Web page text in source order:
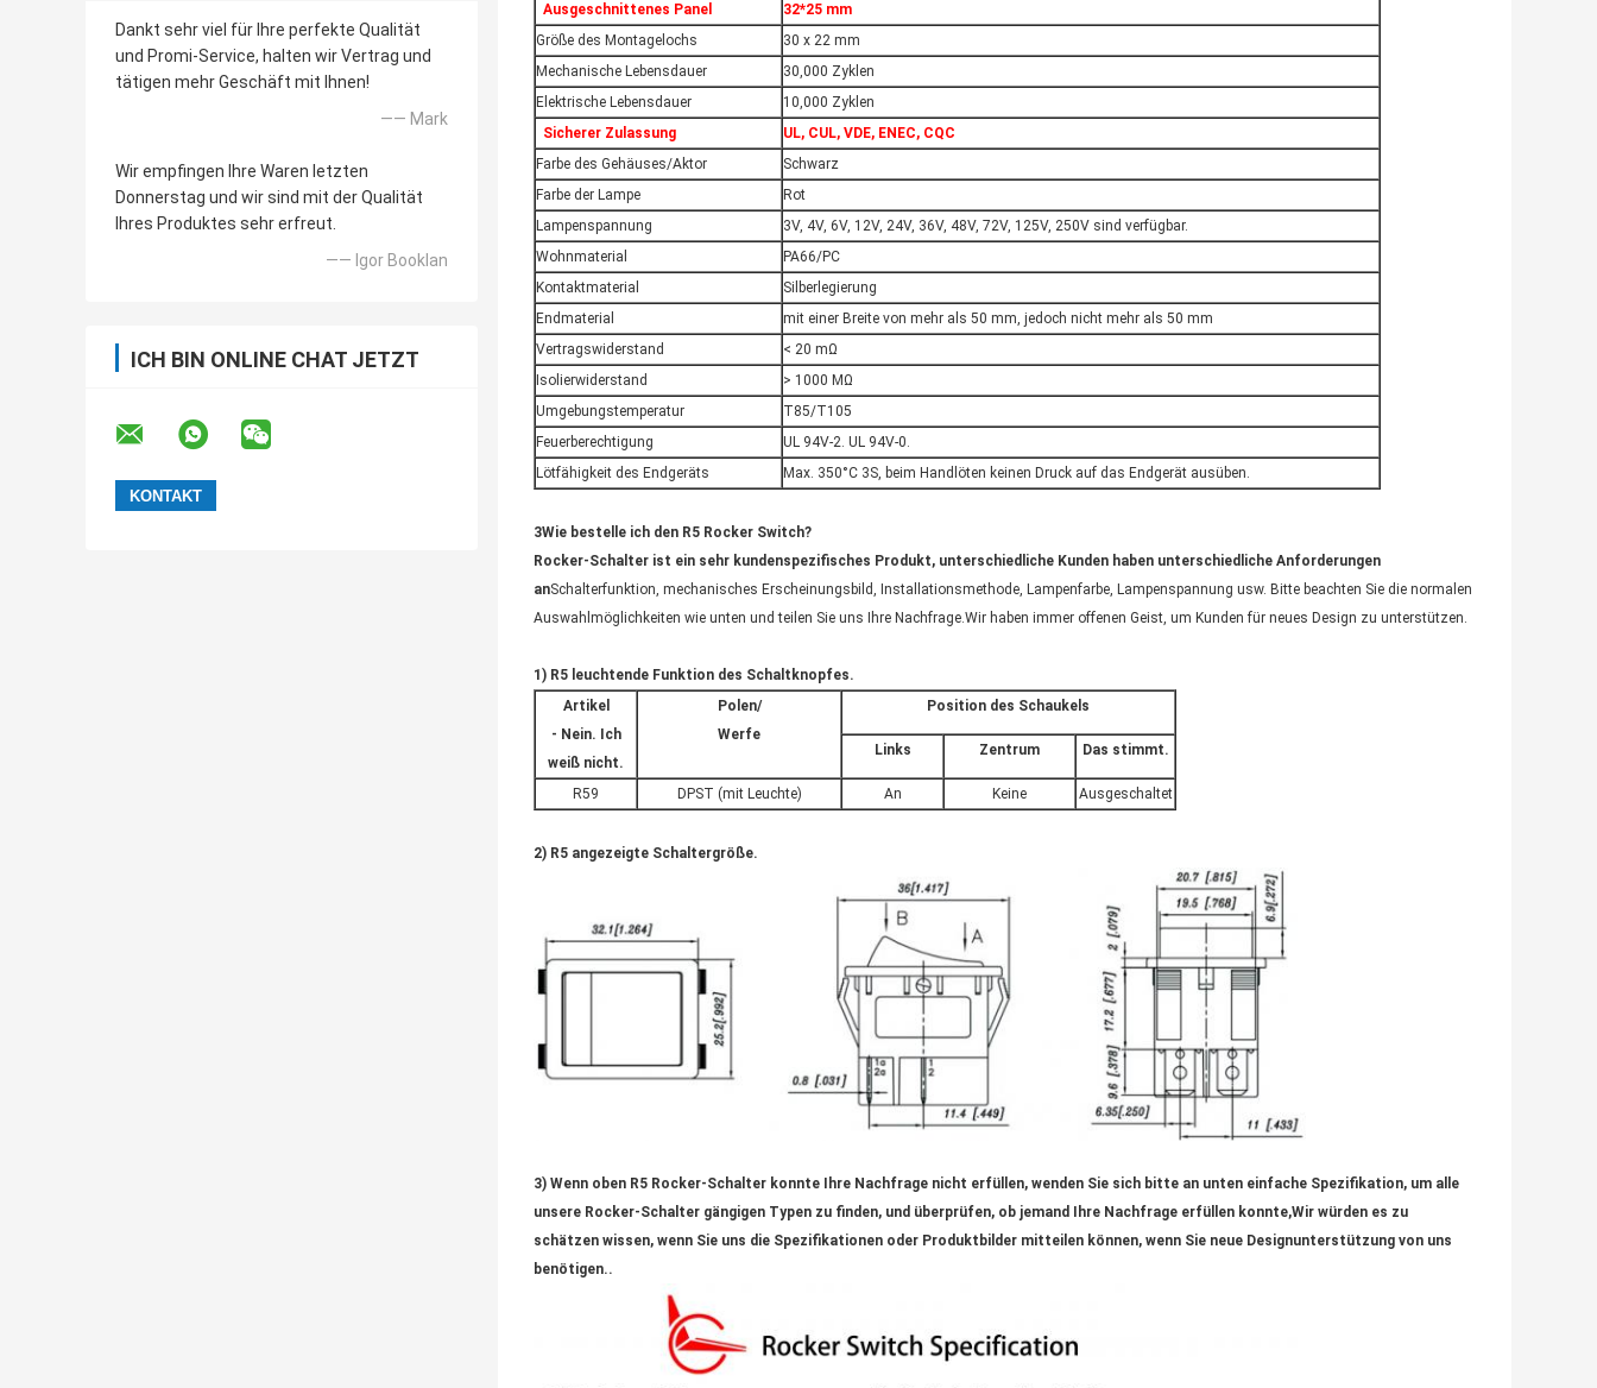
Dankt sehr viel für Ihre perfekte Qualität
und Promi-Service, halten wir Vertrag und
tätigen mehr Geschäft mit Ihnen!
—— Mark
Wir empfingen Ihre Waren letzten
Donnerstag und wir sind mit der Qualität
Ihres Produktes sehr erfreut.
—— Igor Booklan
ICH BIN ONLINE CHAT JETZT
Ausgeschnittenes Panel
32*25 mm
Größe des Montagelochs
30 x 22 mm
Mechanische Lebensdauer
30,000 Zyklen
Elektrische Lebensdauer
10,000 Zyklen
Sicherer Zulassung
UL, CUL, VDE, ENEC, CQC
Farbe des Gehäuses/Aktor
Schwarz
Farbe der Lampe
Rot
Lampenspannung
3V, 4V, 6V, 12V, 24V, 36V, 48V, 72V, 125V, 250V sind verfügbar.
Wohnmaterial
PA66/PC
Kontaktmaterial
Silberlegierung
Endmaterial
mit einer Breite von mehr als 50 mm, jedoch nicht mehr als 50 mm
Vertragswiderstand
< 20 mΩ
Isolierwiderstand
> 1000 MΩ
Umgebungstemperatur
T85/T105
Feuerberechtigung
UL 94V-2. UL 94V-0.
Lötfähigkeit des Endgeräts
Max. 350°C 3S, beim Handlöten keinen Druck auf das Endgerät ausüben.
3Wie bestelle ich den R5 Rocker Switch?
Rocker-Schalter ist ein sehr kundenspezifisches Produkt, unterschiedliche Kunden haben unterschiedliche Anforderungen
anSchalterfunktion, mechanisches Erscheinungsbild, Installationsmethode, Lampenfarbe, Lampenspannung usw. Bitte beachten Sie die normalen
Auswahlmöglichkeiten wie unten und teilen Sie uns Ihre Nachfrage.Wir haben immer offenen Geist, um Kunden für neues Design zu unterstützen.
1) R5 leuchtende Funktion des Schaltknopfes.
Artikel
- Nein. Ich
weiß nicht.
Polen/
Werfe
Position des Schaukels
Links Zentrum Das stimmt.
R59 DPST (mit Leuchte) An Keine Ausgeschaltet
2) R5 angezeigte Schaltergröße.
3) Wenn oben R5 Rocker-Schalter konnte Ihre Nachfrage nicht erfüllen, wenden Sie sich bitte an unten einfache Spezifikation, um alle
unsere Rocker-Schalter gängigen Typen zu finden, und überprüfen, ob jemand Ihre Nachfrage erfüllen konnte,Wir würden es zu
schätzen wissen, wenn Sie uns die Spezifikationen oder Produktbilder mitteilen können, wenn Sie neue Designunterstützung von uns
benötigen..